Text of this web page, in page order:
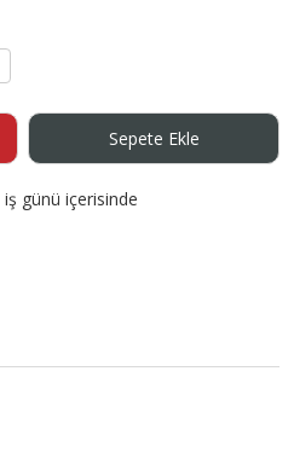
Sepete Ekle
iş günü içerisinde